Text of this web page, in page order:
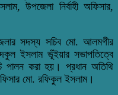
উপজেলা নির্বাহী অফিসার,
সদস্য সচিব মো. আলমগীর
ইসলাম ভূঁইয়ার সভাপতিত্বে
পালন করা হয়। প্রধান অতিথি
মো. রফিকুল ইসলাম।